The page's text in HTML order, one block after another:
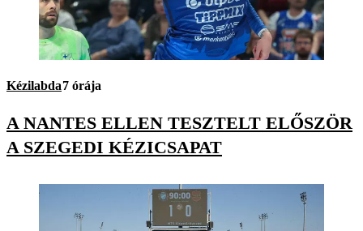
Kézilabda7 órája
A NANTES ELLEN TESZTELT ELŐSZÖR
A SZEGEDI KÉZICSAPAT